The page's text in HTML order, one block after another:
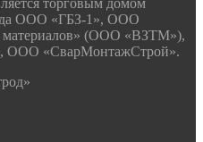
торговым домом
ООО «ГБЗ-1», ООО
материалов» (ООО «ВЗТМ»),
ООО «СварМонтажСтрой».